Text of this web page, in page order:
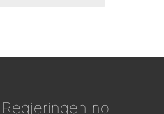
Regjeringen.no